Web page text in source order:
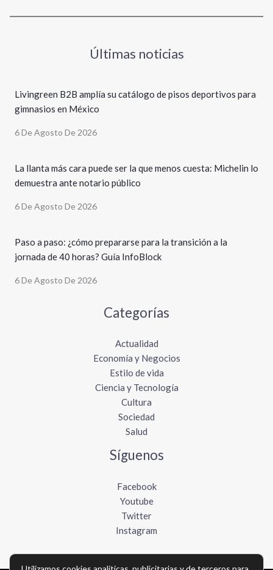
Últimas noticias
Livingreen B2B amplía su catálogo de pisos deportivos para
gimnasios en México
6 De Agosto De 2026
La llanta más cara puede ser la que menos cuesta: Michelin lo
demuestra ante notario público
6 De Agosto De 2026
Paso a paso: ¿cómo prepararse para la transición a la
jornada de 40 horas? Guía InfoBlock
6 De Agosto De 2026
Categorías
Actualidad
Economía y Negocios
Estilo de vida
Ciencia y Tecnología
Cultura
Sociedad
Salud
Síguenos
Facebook
Youtube
Twitter
Instagram